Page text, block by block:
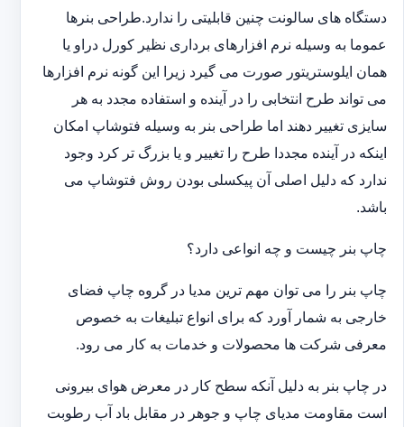
دستگاه های سالونت چنین قابلیتی را ندارد.طراحی بنرها
عموما به وسیله نرم افزارهای برداری نظیر کورل دراو یا
همان ایلوستریتور صورت می گیرد زیرا این گونه نرم افزارها
می تواند طرح انتخابی را در آینده و استفاده مجدد به هر
سایزی تغییر دهند اما طراحی بنر به وسیله فتوشاپ امکان
اینکه در آینده مجددا طرح را تغییر و یا بزرگ تر کرد وجود
ندارد که دلیل اصلی آن پیکسلی بودن روش فتوشاپ می
باشد.
چاپ بنر چیست و چه انواعی دارد؟
چاپ بنر را می توان مهم ترین مدیا در گروه چاپ فضای
خارجی به شمار آورد که برای انواع تبلیغات به خصوص
معرفی شرکت ها محصولات و خدمات به کار می رود.
در چاپ بنر به دلیل آنکه سطح کار در معرض هوای بیرونی
است مقاومت مدیای چاپ و جوهر در مقابل باد آب رطوبت